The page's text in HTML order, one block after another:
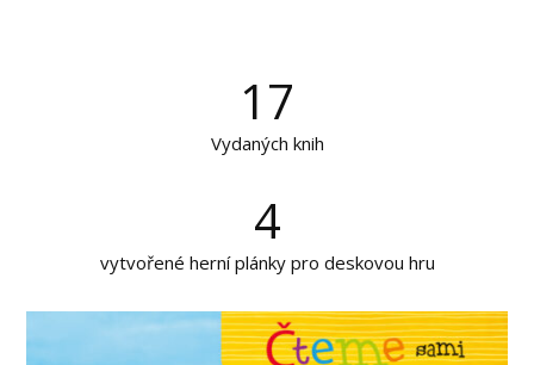
17
Vydaných knih
4
vytvořené herní plánky pro deskovou hru